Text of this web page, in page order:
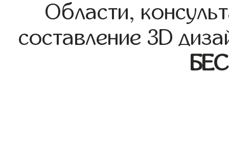
Области,
составление 3D